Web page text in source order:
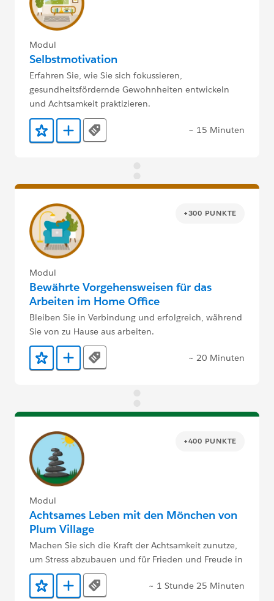
Modul
Selbstmotivation
Erfahren Sie, wie Sie sich fokussieren,
gesundheitsfördernde Gewohnheiten entwickeln
und Achtsamkeit praktizieren.
Zu Favoriten hinzufügen
Zu Trailmix hinzufügen
Tags ~ 15 Minuten
+300 PUNKTE
Modul
Bewährte Vorgehensweisen für das
Arbeiten im Home Office
Bleiben Sie in Verbindung und erfolgreich, während
Sie von zu Hause aus arbeiten.
Zu Favoriten hinzufügen
Zu Trailmix hinzufügen
Tags ~ 20 Minuten
+400 PUNKTE
Modul
Achtsames Leben mit den Mönchen von
Plum Village
Machen Sie sich die Kraft der Achtsamkeit zunutze,
um Stress abzubauen und für Frieden und Freude in
Ihrem Alltag zu sorgen.
Zu Favoriten hinzufügen
Zu Trailmix hinzufügen
Tags ~ 1 Stunde 25 Minuten